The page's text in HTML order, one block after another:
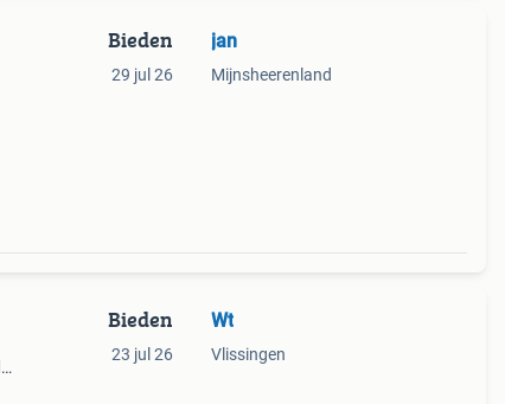
Bieden
29 jul 26
jan
Mijnsheerenland
Bieden
23 jul 26
Wt
Vlissingen